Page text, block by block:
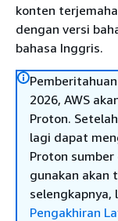
konten
dengan versi
bahasa Inggris.
2026, AWS
Proton.
lagi dapat
Proton
gunakan akan
selengkapnya,
Pengakhiran